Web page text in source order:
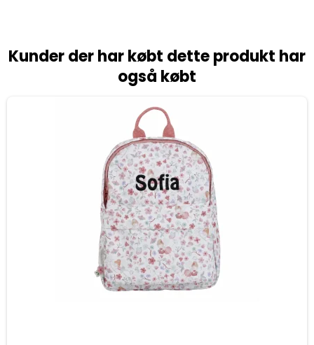
Kunder der har købt dette produkt har
også købt